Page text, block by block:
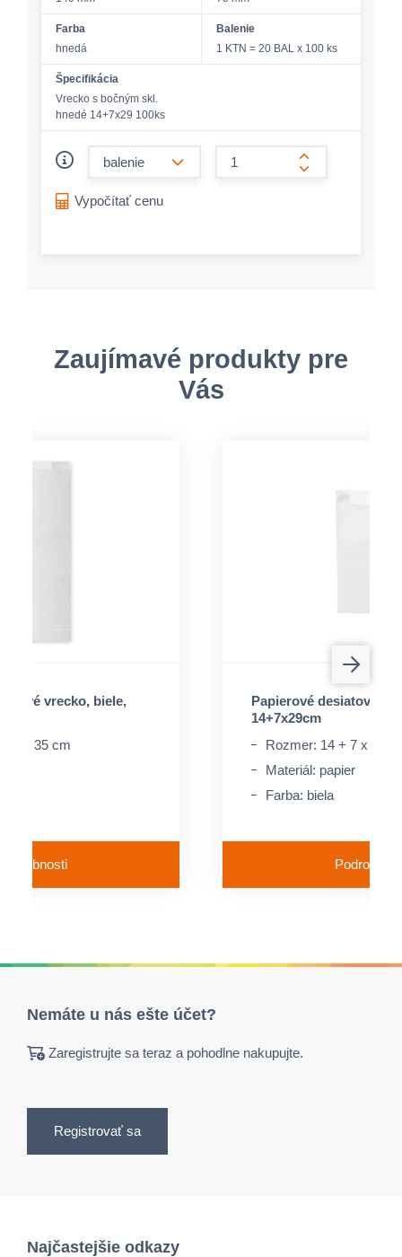
Farba
hnedá
Balenie
1 KTN = 20 BAL x 100 ks
Špecifikácia
Vrecko s bočným skl.
hnedé 14+7x29 100ks
form.increase-
Vypočítať cenu
Zaujímavé produkty pre
Vás
vrecko, biele,
7 x 35 cm
Papierové desiatové
14+7x29cm
Rozmer: 14 + 7 x 29
Materiál: papier
Farba: biela
Nemáte u nás ešte účet?
Zaregistrujte sa teraz a pohodlne nakupujte.
Registrovať sa
Najčastejšie odkazy